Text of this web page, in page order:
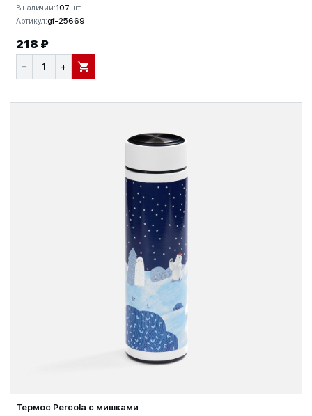
В наличии:107 шт.
Артикул:gf-25669
218 ₽
− + В КОРЗИНУ
Термос Percola с мишками